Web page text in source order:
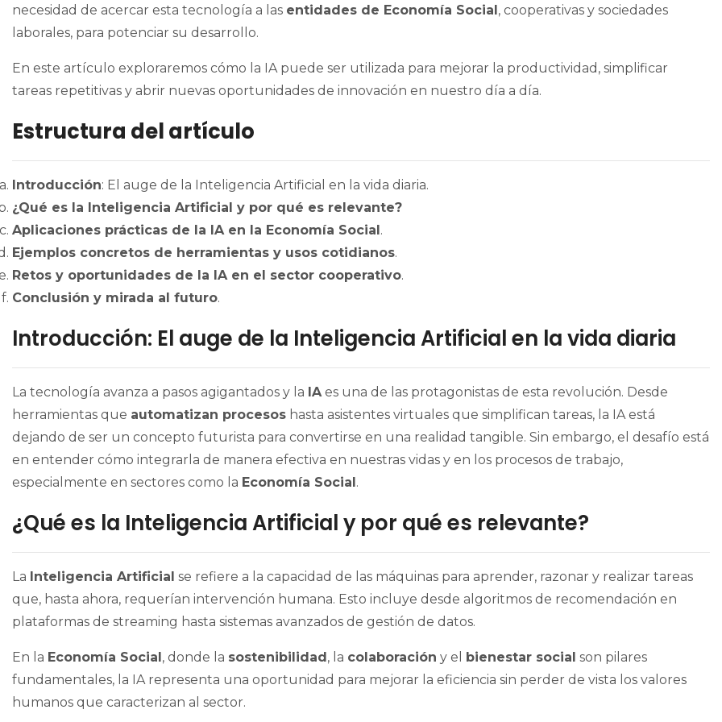
necesidad de acercar esta tecnología a las entidades de Economía Social, cooperativas y sociedades
laborales, para potenciar su desarrollo.
En este artículo exploraremos cómo la IA puede ser utilizada para mejorar la productividad, simplificar
tareas repetitivas y abrir nuevas oportunidades de innovación en nuestro día a día.
Estructura del artículo
Introducción: El auge de la Inteligencia Artificial en la vida diaria.
¿Qué es la Inteligencia Artificial y por qué es relevante?
Aplicaciones prácticas de la IA en la Economía Social.
Ejemplos concretos de herramientas y usos cotidianos.
Retos y oportunidades de la IA en el sector cooperativo.
Conclusión y mirada al futuro.
Introducción: El auge de la Inteligencia Artificial en la vida diaria
La tecnología avanza a pasos agigantados y la IAes una de las protagonistas de esta revolución. Desde
herramientas que automatizan procesos hasta asistentes virtuales que simplifican tareas, la IA está
dejando de ser un concepto futurista para convertirse en una realidad tangible. Sin embargo, el desafío está
en entender cómo integrarla de manera efectiva en nuestras vidas y en los procesos de trabajo,
especialmente en sectores como la Economía Social.
¿Qué es la Inteligencia Artificial y por qué es relevante?
La Inteligencia Artificial se refiere a la capacidad de las máquinas para aprender, razonar y realizar tareas
que, hasta ahora, requerían intervención humana. Esto incluye desde algoritmos de recomendación en
plataformas de streaming hasta sistemas avanzados de gestión de datos.
En la Economía Social, donde la sostenibilidad, la colaboración y el bienestar social son pilares
fundamentales, la IA representa una oportunidad para mejorar la eficiencia sin perder de vista los valores
humanos que caracterizan al sector.